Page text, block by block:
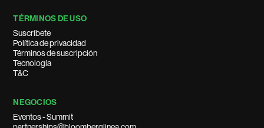
TÉRMINOS DE USO
Suscríbete
Política de privacidad
Términos de suscripción
Tecnología
T&C
NEGOCIOS
Eventos - Summit